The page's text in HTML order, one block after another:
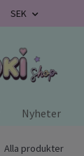
SEK
Nyheter
Alla produkter